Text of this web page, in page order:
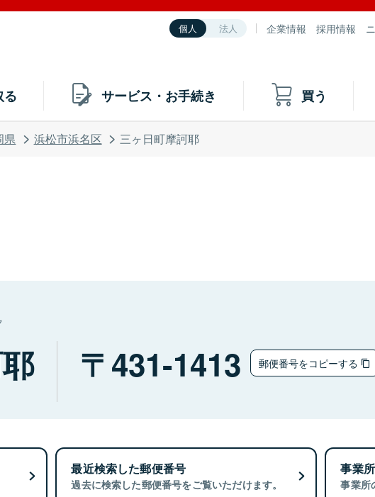
個人 法人 企業情報 採用情報
る サービス・お手続き 買う
県 浜松市浜名区 三ヶ日町摩訶耶
431-1413 郵便番号をコピーする
最近検索した郵便番号
過去に検索した郵便番号をご覧いただけます。
事業
事業所